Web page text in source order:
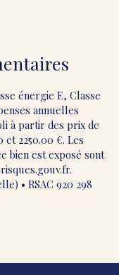
énergie E, Classe
annuelles
à partir des prix de
et 2250.00 €. Les
bien est exposé sont
• RSAC 920 298